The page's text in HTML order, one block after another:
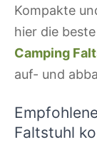
Kompakte
hier die
Camping
auf- und
Faltstuhl